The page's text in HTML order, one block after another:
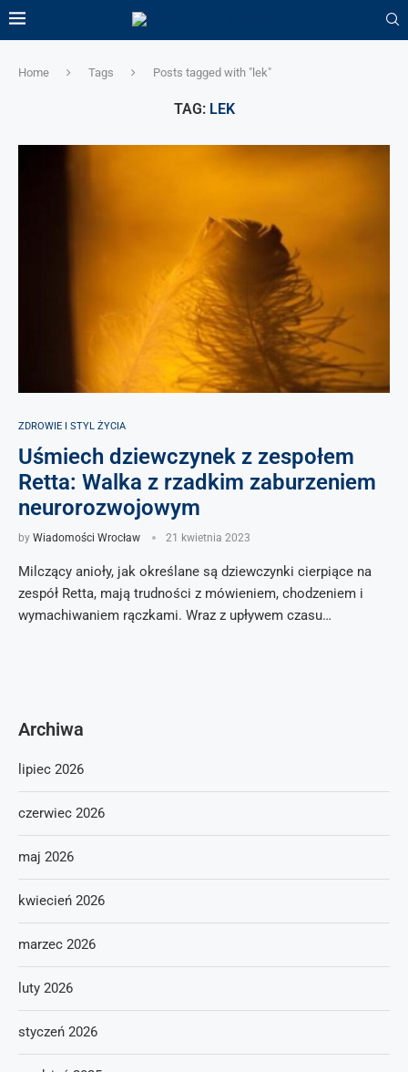
Home Tags Posts tagged with "lek"
TAG: LEK
ZDROWIE I STYL ŻYCIA
Uśmiech dziewczynek z zespołem
Retta: Walka z rzadkim zaburzeniem
neurorozwojowym
by Wiadomości Wrocław 21 kwietnia 2023
Milczący anioły, jak określane są dziewczynki cierpiące na
zespół Retta, mają trudności z mówieniem, chodzeniem i
wymachiwaniem rączkami. Wraz z upływem czasu…
Archiwa
lipiec 2026
czerwiec 2026
maj 2026
kwiecień 2026
marzec 2026
luty 2026
styczeń 2026